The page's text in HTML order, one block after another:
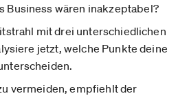
Business wären inakzeptabel?
mit drei unterschiedlichen
jetzt, welche Punkte deine
vermeiden, empfiehlt der